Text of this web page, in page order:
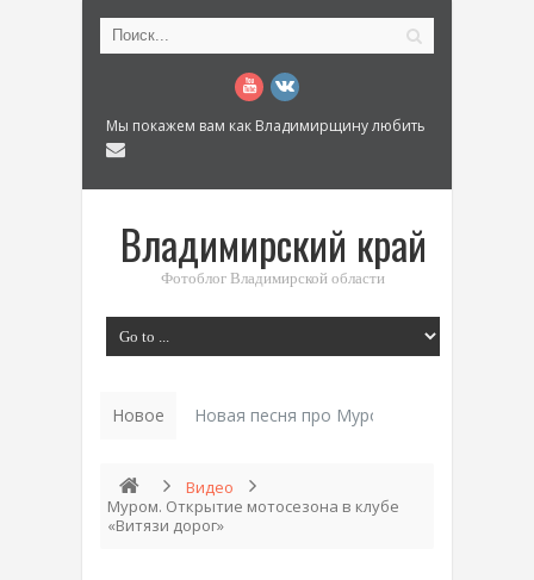
Мы покажем вам как Владимирщину любить
Владимирский край
Фотоблог Владимирской области
Новое Новая песня про Муром: «Былинный
Видео
Муром. Открытие мотосезона в клубе
«Витязи дорог»